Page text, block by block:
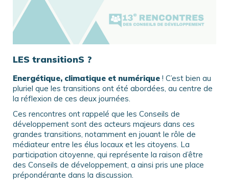
LES transitionS ?
Energétique, climatique et numérique ! C’est bien au
pluriel que les transitions ont été abordées, au centre de
la réflexion de ces deux journées.
Ces rencontres ont rappelé que les Conseils de
développement sont des acteurs majeurs dans ces
grandes transitions, notamment en jouant le rôle de
médiateur entre les élus locaux et les citoyens. La
participation citoyenne, qui représente la raison d’être
des Conseils de développement, a ainsi pris une place
prépondérante dans la discussion.